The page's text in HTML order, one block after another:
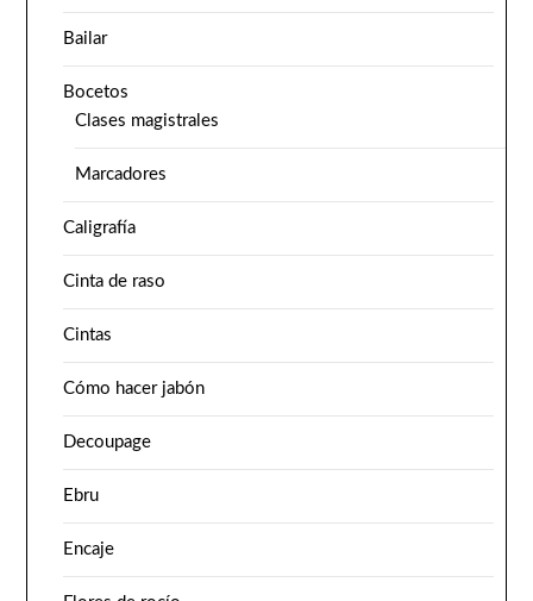
Bailar
Bocetos
Clases magistrales
Marcadores
Caligrafía
Cinta de raso
Cintas
Cómo hacer jabón
Decoupage
Ebru
Encaje